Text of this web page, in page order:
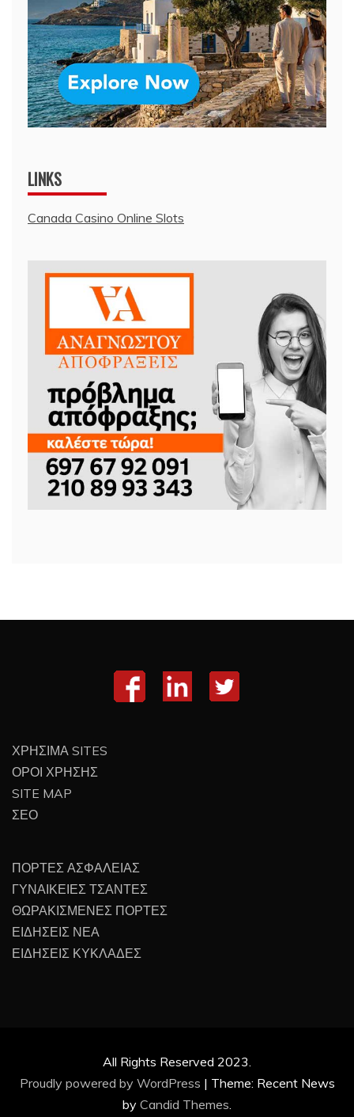
LINKS
Canada Casino Online Slots
ΧΡΗΣΙΜΑ SITES
ΟΡΟΙ ΧΡΗΣΗΣ
SITE MAP
ΣΕΟ
ΠΟΡΤΕΣ ΑΣΦΑΛΕΙΑΣ
ΓΥΝΑΙΚΕΙΕΣ ΤΣΑΝΤΕΣ
ΘΩΡΑΚΙΣΜΕΝΕΣ ΠΟΡΤΕΣ
ΕΙΔΗΣΕΙΣ ΝΕΑ
ΕΙΔΗΣΕΙΣ ΚΥΚΛΑΔΕΣ
All Rights Reserved 2023.
Proudly powered by WordPress | Theme: Recent News
by Candid Themes.